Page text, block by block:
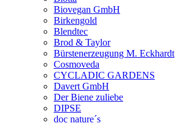
Biovegan GmbH
Birkengold
Blendtec
Brod & Taylor
Bürstenerzeugung M. Eckhardt
Cosmoveda
CYCLADIC GARDENS
Davert GmbH
Der Biene zuliebe
DIPSE
doc nature´s